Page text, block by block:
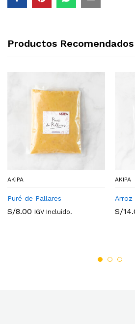
Productos Recomendados
AKIPA
Puré de Pallares
S/8.00 IGV Incluido.
AKIPA
Arroz
S/